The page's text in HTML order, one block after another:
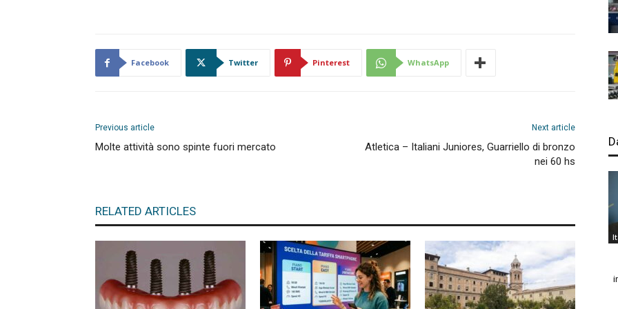
Facebook Twitter Pinterest WhatsApp
Previous article
Molte attività sono spinte fuori mercato
Next article
Atletica – Italiani Juniores, Guarriello di bronzo
nei 60 hs
RELATED ARTICLES